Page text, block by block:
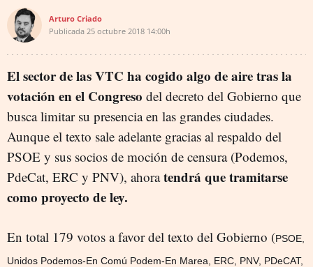
Arturo Criado
Publicada 25 octubre 2018 14:00h
El sector de las VTC ha cogido algo de aire tras la
votación en el Congreso del decreto del Gobierno que
busca limitar su presencia en las grandes ciudades.
Aunque el texto sale adelante gracias al respaldo del
PSOE y sus socios de moción de censura (Podemos,
PdeCat, ERC y PNV), ahoratendrá que tramitarse
como proyecto de ley.
En total 179 votos a favor del texto del Gobierno (PSOE,
Unidos Podemos-En Comú Podem-En Marea, ERC, PNV, PDeCAT,